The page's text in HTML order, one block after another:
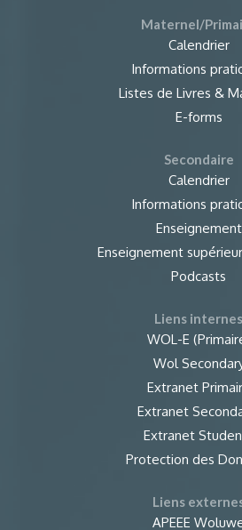
Maternel/
Calendrier
Informations
Listes de Livres &
E-forms
Secondaire
Calendrier
Informations
Enseignement
Enseignement
Podcasts
Liens internes
WOL-E
Wol
Extranet
Extranet
Extranet
Protection des
Liens
APEEE